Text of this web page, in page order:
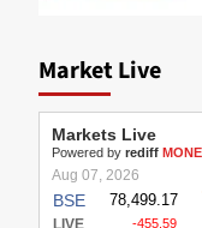
Market Live